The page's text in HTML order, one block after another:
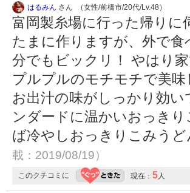
はるみん さん （女性/前橋市/20代/Lv.48）
富岡製糸場に行った帰り
たまに作りますが、外で
分でもビックリ！ やはり
プルプルのモチモチで美
お出汁の味がしっかり効
ンダードに温かいおっき
ば冷やしおっきりこみう
載：2019/08/19）
このクチコミに 現在： 5 人